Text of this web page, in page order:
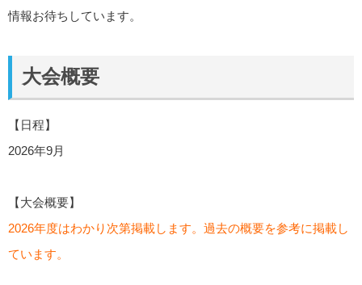
情報お待ちしています。
大会概要
【日程】
2026年9月
【大会概要】
2026年度はわかり次第掲載します。過去の概要を参考に掲載し
ています。